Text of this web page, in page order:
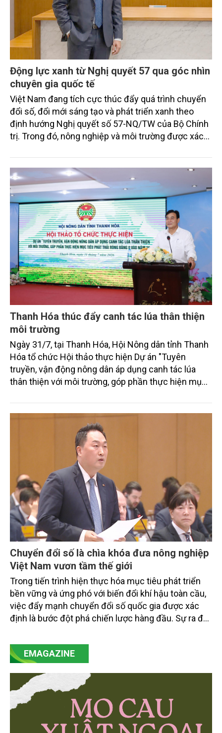
Động lực xanh từ Nghị quyết 57 qua góc nhìn
chuyên gia quốc tế
Việt Nam đang tích cực thúc đẩy quá trình chuyển
đổi số, đổi mới sáng tạo và phát triển xanh theo
định hướng Nghị quyết số 57-NQ/TW của Bộ Chính
trị. Trong đó, nông nghiệp và môi trường được xác
sắc bởi các tiến bộ công nghệ và cam kết bền vững
toàn cầu, đặc biệt là mục tiêu đưa phát thải ròng
bằng 0 (Net-Zero) vào năm 2050.
Thanh Hóa thúc đẩy canh tác lúa thân thiện
môi trường
Ngày 31/7, tại Thanh Hóa, Hội Nông dân tỉnh Thanh
Hóa tổ chức Hội thảo thực hiện Dự án "Tuyên
truyền, vận động nông dân áp dụng canh tác lúa
thân thiện với môi trường, góp phần thực hiện mục
trình thu hút sự tham gia của đông đảo đại biểu đến
từ các cơ quan quản lý nhà nước, đơn vị nghiên cứu,
doanh nghiệp, hợp tác xã và nông dân đang trực
tiếp triển khai mô hình sản xuất lúa phát thải thấp.
Chuyển đổi số là chìa khóa đưa nông nghiệp
Việt Nam vươn tầm thế giới
Trong tiến trình hiện thực hóa mục tiêu phát triển
bền vững và ứng phó với biến đổi khí hậu toàn cầu,
việc đẩy mạnh chuyển đổi số quốc gia được xác
định là bước đột phá chiến lược hàng đầu. Sự ra đời
mạnh mẽ, thúc đẩy quá trình cải cách toàn diện,
minh bạch hóa chuỗi cung ứng và nâng cao hiệu
then chốt là nông nghiệp và môi trường.
EMAGAZINE